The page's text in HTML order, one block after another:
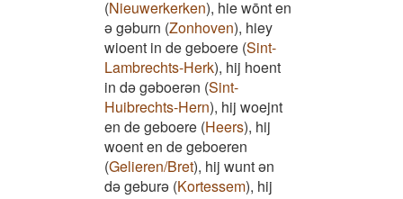
(Nieuwerkerken), hie wōnt en
ə gəburn (Zonhoven), hiey
wioent in de geboere (Sint-
Lambrechts-Herk), hij hoent
in də gəboerən (Sint-
Huibrechts-Hern), hij woejnt
en de geboere (Heers), hij
woent en de geboeren
(Gelieren/Bret), hij wunt ən
də geburə (Kortessem), hij